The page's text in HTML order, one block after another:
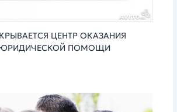
ЦЕНТР ОКАЗАНИЯ
ЮРИДИЧЕСКОЙ ПОМОЩИ